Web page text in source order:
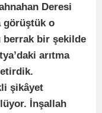
Deresi
görüştük o
berrak bir şekilde
arıtma
şikâyet
İnşallah